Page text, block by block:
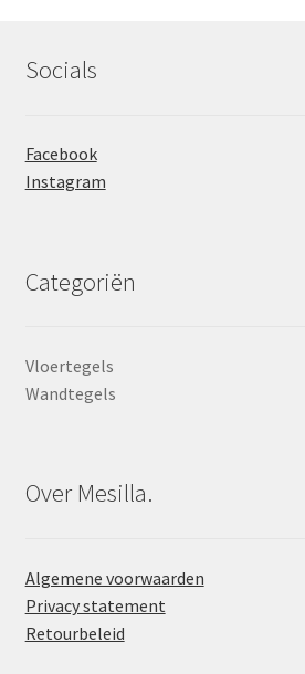
Socials
Facebook
Instagram
Categoriën
Vloertegels
Wandtegels
Over Mesilla.
Algemene voorwaarden
Privacy statement
Retourbeleid